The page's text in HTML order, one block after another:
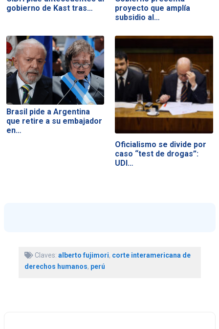
gobierno de Kast tras…
proyecto que amplía
subsidio al…
Brasil pide a Argentina
que retire a su embajador
en…
Oficialismo se divide por
caso “test de drogas”:
UDI…
Claves: alberto fujimori, corte interamericana de
derechos humanos, perú